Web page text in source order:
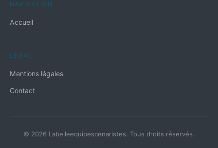
NAVIGATION
Accueil
LÉGAL
Mentions légales
Contact
© 2026 Labelleequipescenaristes. Tous droits réservés.